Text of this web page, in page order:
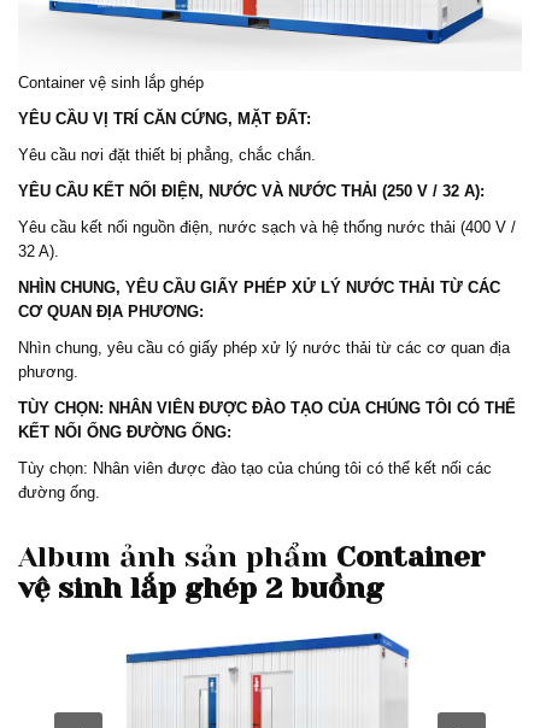
Container vệ sinh lắp ghép
YÊU CẦU VỊ TRÍ CĂN CỨNG, MẶT ĐẤT:
Yêu cầu nơi đặt thiết bị phẳng, chắc chắn.
YÊU CẦU KẾT NỐI ĐIỆN, NƯỚC VÀ NƯỚC THẢI (250 V / 32 A):
Yêu cầu kết nối nguồn điện, nước sạch và hệ thống nước thải (400 V /
32 A).
NHÌN CHUNG, YÊU CẦU GIẤY PHÉP XỬ LÝ NƯỚC THẢI TỪ CÁC
CƠ QUAN ĐỊA PHƯƠNG:
Nhìn chung, yêu cầu có giấy phép xử lý nước thải từ các cơ quan địa
phương.
TÙY CHỌN: NHÂN VIÊN ĐƯỢC ĐÀO TẠO CỦA CHÚNG TÔI CÓ THỂ
KẾT NỐI ỐNG ĐƯỜNG ỐNG:
Tùy chọn: Nhân viên được đào tạo của chúng tôi có thể kết nối các
đường ống.
Album ảnh sản phẩm Container
vệ sinh lắp ghép 2 buồng